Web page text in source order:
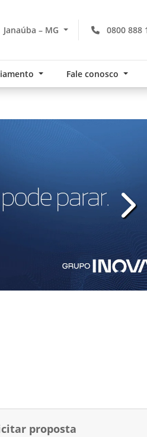
0800 888
Janaúba – MG
Fale conosco
proposta